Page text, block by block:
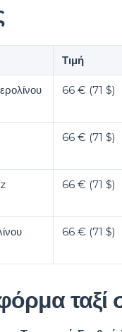
Τιμή
66 € (71 $)
66 € (71 $)
66 € (71 $)
66 € (71 $)
ταξί